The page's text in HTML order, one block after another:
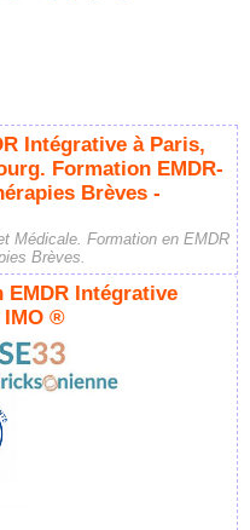
Intégrative à Paris,
Formation EMDR-
Brèves -
Médicale. Formation en EMDR
Brèves.
EMDR Intégrative
IMO ®